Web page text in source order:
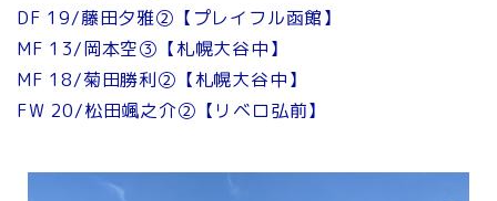
DF 19/藤田夕雅②【プレイフル函館】
MF 13/岡本空③【札幌大谷中】
MF 18/菊田勝利②【札幌大谷中】
FW 20/松田颯之介②【リベロ弘前】